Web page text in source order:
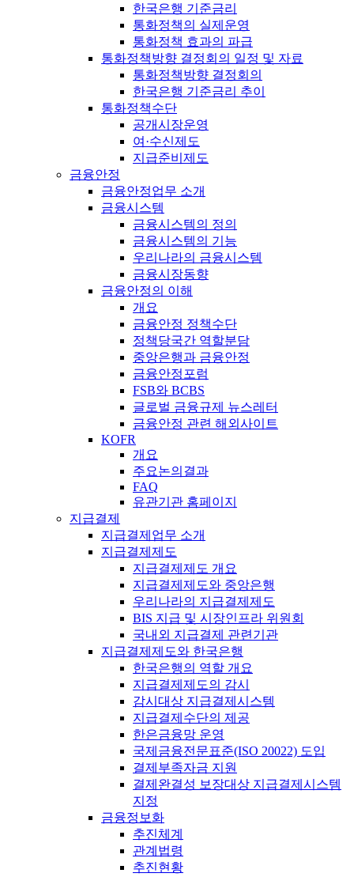
한국은행 기준금리
통화정책의 실제운영
통화정책 효과의 파급
통화정책방향 결정회의 일정 및 자료
통화정책방향 결정회의
한국은행 기준금리 추이
통화정책수단
공개시장운영
여·수신제도
지급준비제도
금융안정
금융안정업무 소개
금융시스템
금융시스템의 정의
금융시스템의 기능
우리나라의 금융시스템
금융시장동향
금융안정의 이해
개요
금융안정 정책수단
정책당국간 역할분담
중앙은행과 금융안정
금융안정포럼
FSB와 BCBS
글로벌 금융규제 뉴스레터
금융안정 관련 해외사이트
KOFR
개요
주요논의결과
FAQ
유관기관 홈페이지
지급결제
지급결제업무 소개
지급결제제도
지급결제제도 개요
지급결제제도와 중앙은행
우리나라의 지급결제제도
BIS 지급 및 시장인프라 위원회
국내외 지급결제 관련기관
지급결제제도와 한국은행
한국은행의 역할 개요
지급결제제도의 감시
감시대상 지급결제시스템
지급결제수단의 제공
한은금융망 운영
국제금융전문표준(ISO 20022) 도입
결제부족자금 지원
결제완결성 보장대상 지급결제시스템
지정
금융정보화
추진체계
관계법령
추진현황